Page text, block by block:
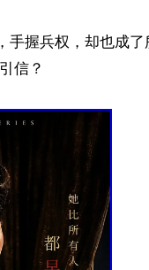
握兵权，却也成了
信？